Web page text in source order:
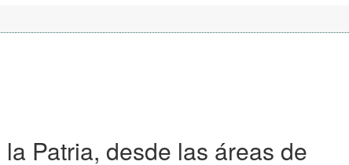
Patria, desde las áreas de